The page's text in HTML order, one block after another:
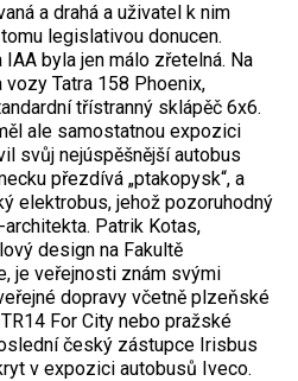
a drahá a uživatel k nim
legislativou donucen.
byla jen málo zřetelná. Na
Tatra 158 Phoenix,
třístranný sklápěč 6x6.
ale samostatnou expozici
svůj nejúspěšnější autobus
přezdívá „ptakopysk“, a
elektrobus, jehož pozoruhodný
Patrik Kotas,
design na Fakultě
je veřejnosti znám svými
dopravy včetně plzeňské
For City nebo pražské
český zástupce Irisbus
v expozici autobusů Iveco.